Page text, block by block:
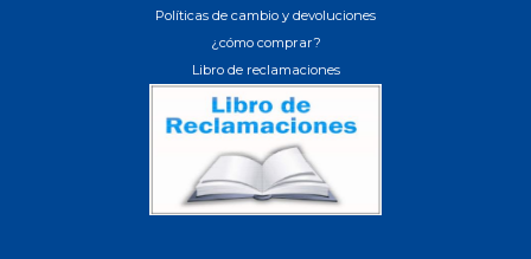
Políticas de cambio y devoluciones
¿cómo comprar?
Libro de reclamaciones